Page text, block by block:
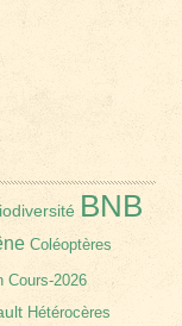
BNB
Coléoptères
Cours-2026
Hétérocères